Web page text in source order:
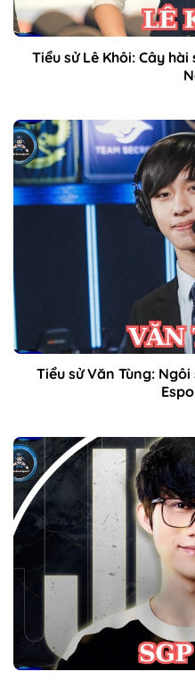
Tiểu sử Lê Khôi: Cây
Tiểu sử Văn Tùng: